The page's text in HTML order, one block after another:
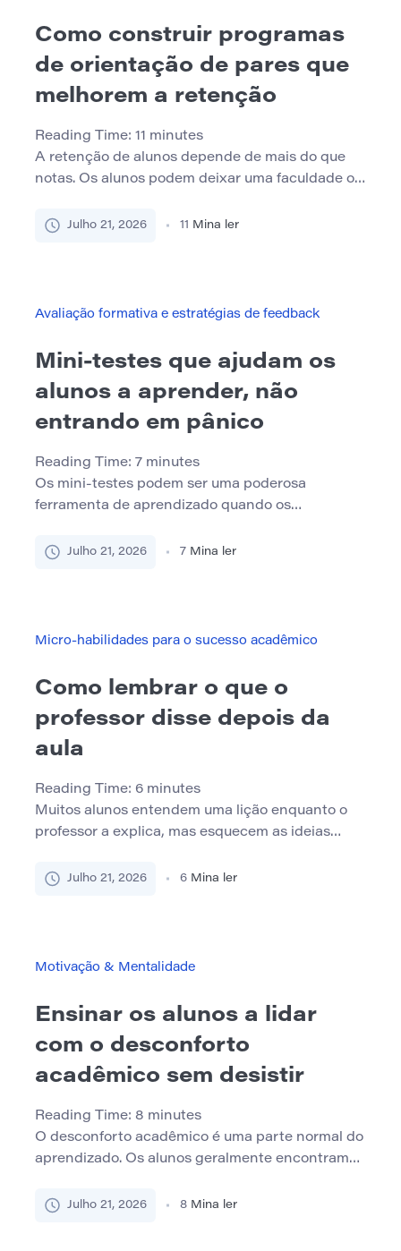
Como construir programas
de orientação de pares que
melhorem a retenção
Reading Time: 11 minutes
A retenção de alunos depende de mais do que
notas. Os alunos podem deixar uma faculdade ou
entendem mal as expectativas acadêmicas,
responsabilidades familiares também podem
[…]
Julho 21, 2026 11 Mina ler
Avaliação formativa e estratégias de feedback
Mini-testes que ajudam os
alunos a aprender, não
entrando em pânico
Reading Time: 7 minutes
Os mini-testes podem ser uma poderosa
ferramenta de aprendizado quando os
os alunos a verificarem o que entendem,
considerarem como punição ou como outra
Julho 21, 2026 7 Mina ler
Micro-habilidades para o sucesso acadêmico
Como lembrar o que o
professor disse depois da
aula
Reading Time: 6 minutes
Muitos alunos entendem uma lição enquanto o
professor a explica, mas esquecem as ideias
parecer frustrante, especialmente quando o
fazem anotações fracas ou não revisam […]
Julho 21, 2026 6 Mina ler
Motivação & Mentalidade
Ensinar os alunos a lidar
com o desconforto
acadêmico sem desistir
Reading Time: 8 minutes
O desconforto acadêmico é uma parte normal do
aprendizado. Os alunos geralmente encontram
podem lutar com um texto duro, um problema de
Julho 21, 2026 8 Mina ler